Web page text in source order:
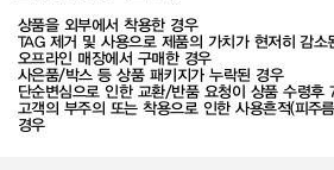
상품을 외부에서 착용한 경우
TAG 제거 및 사용으로 제품의 가치가 현저히 감소
오프라인 매장에서 구매한 경우
사은품/박스 등 상품 패키지가 누락된 경우
단순변심으로 인한 교환/반품 요청이 상품 수령후
고객의 부주의 또는 착용으로 인한 사용흔적(피주
경우